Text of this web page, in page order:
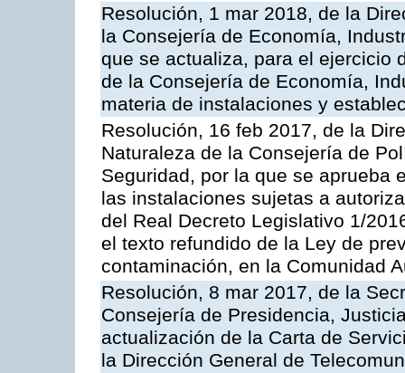
Resolución, 1 mar 2018, de la
la Consejería de Economía,
que se actualiza, para el ejercicio
de la Consejería de Economía,
materia de instalaciones y
Resolución, 16 feb 2017, de la
Naturaleza de la Consejería de
Seguridad, por la que se aprueba
las instalaciones sujetas a
del Real Decreto Legislativo 1/
el texto refundido de la Ley de
contaminación, en la Comunidad
Resolución, 8 mar 2017, de la
Consejería de Presidencia,
actualización de la Carta de
la Dirección General de